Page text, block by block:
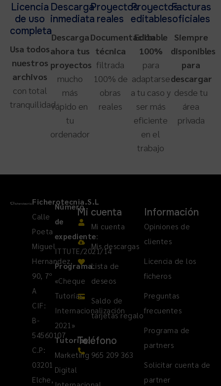
Licencia
de uso
completa
Usa todos
nuestros
archivos
con total
tranquilidad
Descarga
inmediata
Descarga
ahora tus
proyectos
mucho
más
rápido en
tu
ordenador
Proyectos
reales
Documentación
técnica
filtrada
100% de
obras
reales
Proyectos
editables
Editable
100%
para
adaptarse
a tu caso y
ser más
eficiente
en el
trabajo
Facturas
oficiales
Siempre
disponibles
para
descargar
desde tu
área
privada
Ficherotecnia.S.L
Calle
Poeta
Miguel
Hernandez,
90, 7º
A
CIF:
B-
54560107
C.P:
03201
Elche,
Número
de
expediente:
ITTUTE/2021/14
Programa:
«Cheque
Tutorías
Internacionalización
2021»
Tutorías:
Marketing
Digital
Mi cuenta
Mi cuenta
Mis descargas
Lista de
deseos
Saldo de
tarjetas regalo
Teléfono
965 209 363
Información
Opiniones de
clientes
Licencia de los
ficheros
Preguntas
frecuentes
Programa de
partners
Solicitar cuenta de
partner